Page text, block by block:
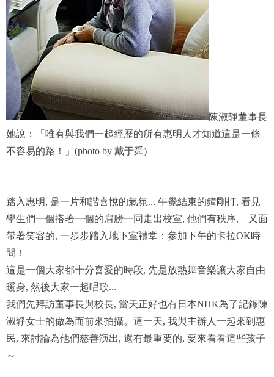
陳淑靜董事長
她說：「唯有與我們一起經歷的所有惠明人才知道這是一條
不容易的路！」(photo by 戴于舜)
踏入惠明, 是一片和諧喜悅的氣氛... 午覺結束的鐘剛打, 看見
學生們一個搭著一個的肩膀一同走出校室, 他們有秩序, 又面
帶著笑容的, 一步步踏入地下室禮堂：參加下午的卡拉OK時
間！
這是一個大家都十分喜愛的時段, 先是放熱舞音樂讓大家自由
暖身, 然後大家一起唱歌...
我們先拜訪董事長與校長, 當天正好也有日本NHK為了記錄陳
淑靜女士的做為而前來拍攝。這一天, 我與主辦人一起來到惠
民, 來討論為他們慈善演出, 還有最重要的, 要來看看這些孩子
～